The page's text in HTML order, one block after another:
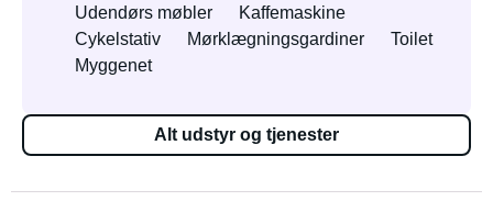
Udendørs møbler
Kaffemaskine
Cykelstativ
Mørklægningsgardiner
Toilet
Myggenet
Alt udstyr og tjenester